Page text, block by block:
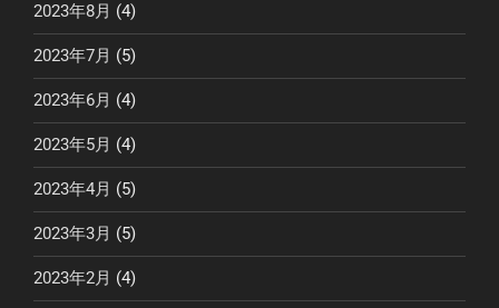
2023年8月 (4)
2023年7月 (5)
2023年6月 (4)
2023年5月 (4)
2023年4月 (5)
2023年3月 (5)
2023年2月 (4)